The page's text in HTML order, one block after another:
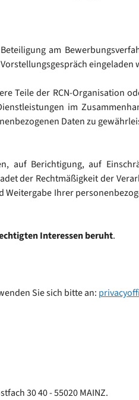
am
eingeladen
Teile der RCN-Organisation
im
Daten zu
auf Berichtigung, auf
der Rechtmäßigkeit der
Ihrer
Interessen beruht.
Sie sich bitte an:
30 40 - 55020 MAINZ.